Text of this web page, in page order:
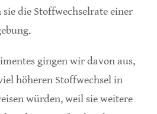
die Stoffwechselrate einer
gingen wir davon aus,
höheren Stoffwechsel in
würden, weil sie weitere